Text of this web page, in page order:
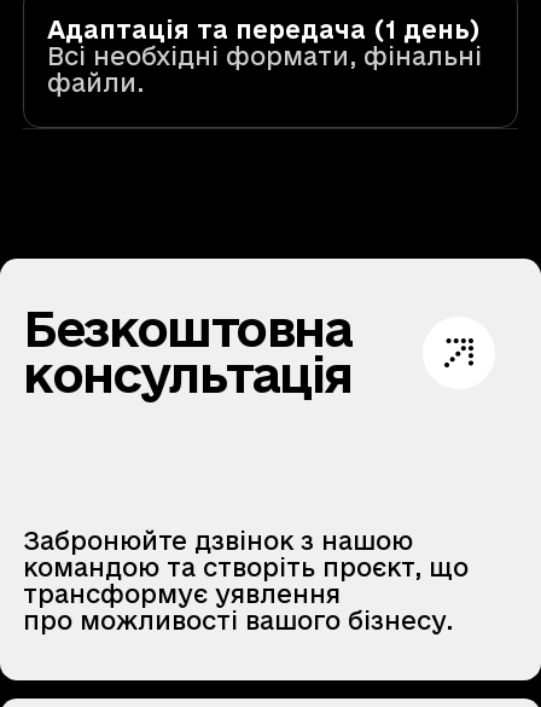
Адаптація та передача (1 день)
Всі необхідні формати, фінальні
файли.
Безкоштовна
консультація
Забронюйте дзвінок з нашою
командою та створіть проєкт, що
трансформує уявлення
про можливості вашого бізнесу.